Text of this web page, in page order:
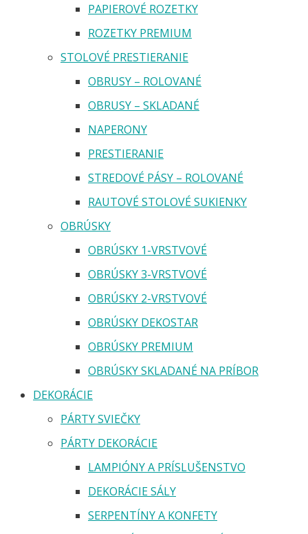
PAPIEROVÉ ROZETKY
ROZETKY PREMIUM
STOLOVÉ PRESTIERANIE
OBRUSY – ROLOVANÉ
OBRUSY – SKLADANÉ
NAPERONY
PRESTIERANIE
STREDOVÉ PÁSY – ROLOVANÉ
RAUTOVÉ STOLOVÉ SUKIENKY
OBRÚSKY
OBRÚSKY 1-VRSTVOVÉ
OBRÚSKY 3-VRSTVOVÉ
OBRÚSKY 2-VRSTVOVÉ
OBRÚSKY DEKOSTAR
OBRÚSKY PREMIUM
OBRÚSKY SKLADANÉ NA PRÍBOR
DEKORÁCIE
PÁRTY SVIEČKY
PÁRTY DEKORÁCIE
LAMPIÓNY A PRÍSLUŠENSTVO
DEKORÁCIE SÁLY
SERPENTÍNY A KONFETY